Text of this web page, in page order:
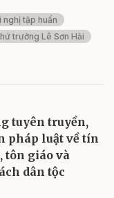
nghị tập huấn
trưởng Lê Sơn Hải
tuyên truyền,
pháp luật về tín
tôn giáo và
dân tộc